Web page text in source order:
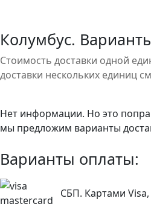
Колумбус.
Стоимость доставки одной
доставки нескольких единиц
Нет информации. Но это
мы предложим варианты
Варианты оплаты:
СБП. Картами